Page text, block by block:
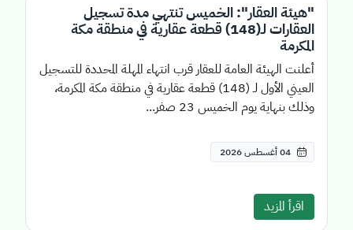
"هيئة العقار": الخميس تنتهي مدة تسجيل
العقارات لـ(148) قطعة عقارية في منطقة مكة
المكرمة
أعلنت الهيئة العامة للعقار قرب انتهاء المهلة المحددة للتسجيل
العيني الأول لـ (148) قطعة عقارية في منطقة مكة المكرمة،
وذلك بنهاية يوم الخميس 23 صفر...
04 أغسطس 2026
اقرأ المزيد